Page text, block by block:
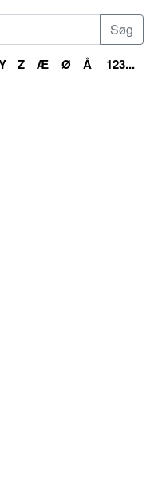
Z Æ Ø Å 123...